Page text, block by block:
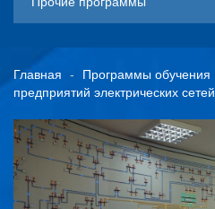
Главная Программы обучения
предприятий электрических сетей